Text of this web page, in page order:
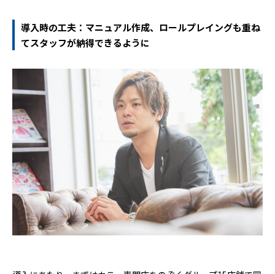
導入時の工夫：マニュアル作成、ロールプレイングも重ね
てスタッフが納得できるように